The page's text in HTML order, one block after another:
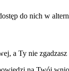
do nich w
a Ty nie zgadzasz